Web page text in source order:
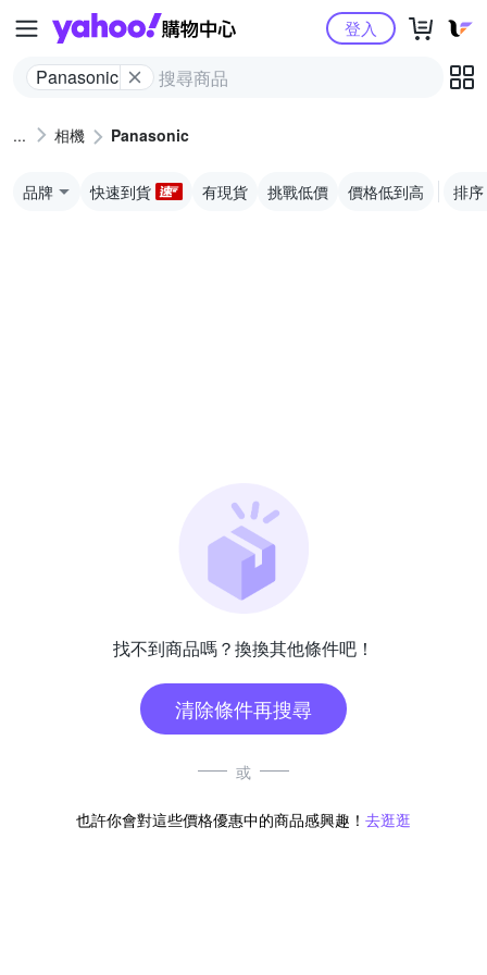
Yahoo購物中心
Panasonic
登入
相機 Panasonic
品牌 快速到貨 有現貨 挑戰低價 價格低到高 排序
找不到商品嗎？換換其他條件吧！
清除條件再搜尋
或
也許你會對這些價格優惠中的商品感興趣！ 去逛逛